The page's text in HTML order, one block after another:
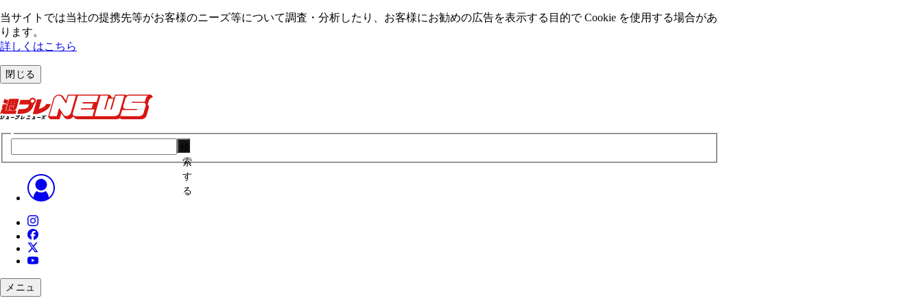
当サイトでは当社の提携先等がお客様のニーズ等について調査・分析したり、お客様にお勧めの広告を表⽰する⽬的で Cookie を使⽤する場合があ
ります。
詳しくはこちら
閉じる
索
す
る
メニュ